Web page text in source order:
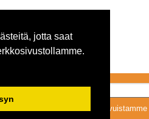
jotta saat
Tykkäämällä